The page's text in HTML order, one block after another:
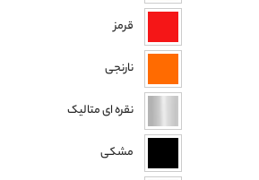
قرمز
نارنجی
نقره ای متالیک
مشکی